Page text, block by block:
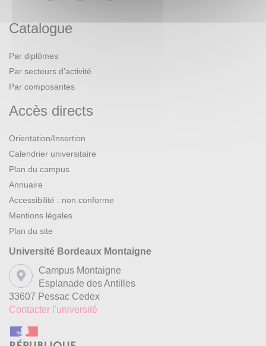
Catalogue
Par diplômes
Par secteurs d’activité
Par composantes
Accès directs
Orientation/Insertion
Calendrier universitaire
Plan du campus
Annuaire
Accessibilité : non conforme
Mentions légales
Plan du site
Université Bordeaux Montaigne
Campus Montaigne
Esplanade des Antilles
33607 Pessac Cedex
Contacter l'université